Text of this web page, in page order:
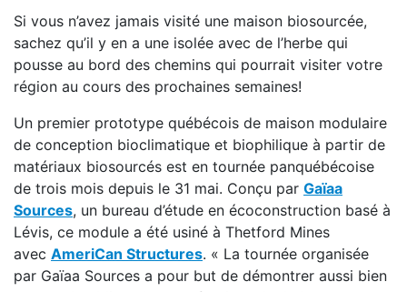
Si vous n’avez jamais visité une maison biosourcée,
sachez qu’il y en a une isolée avec de l’herbe qui
pousse au bord des chemins qui pourrait visiter votre
région au cours des prochaines semaines!
Un premier prototype québécois de maison modulaire
de conception bioclimatique et biophilique à partir de
matériaux biosourcés est en tournée panquébécoise
de trois mois depuis le 31 mai. Conçu par Gaïaa
Sources, un bureau d’étude en écoconstruction basé à
Lévis, ce module a été usiné à Thetford Mines
avec AmeriCan Structures. « La tournée organisée
par Gaïaa Sources a pour but de démontrer aussi bien